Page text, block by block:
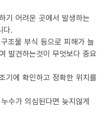
기 어려운 곳에서 발생하는
다.
조물 부식 등으로 피해가 늘
발견하는것이 무엇보다 중요
기에 확인하고 정확한 위치를
수가 의심된다면 늦지않게